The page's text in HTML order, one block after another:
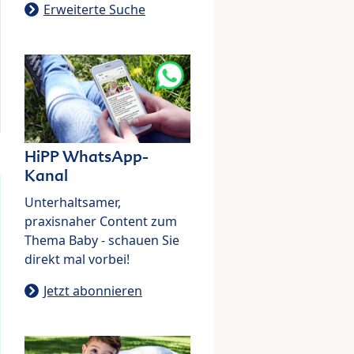
Erweiterte Suche
HiPP WhatsApp-
Kanal
Unterhaltsamer,
praxisnaher Content zum
Thema Baby - schauen Sie
direkt mal vorbei!
Jetzt abonnieren